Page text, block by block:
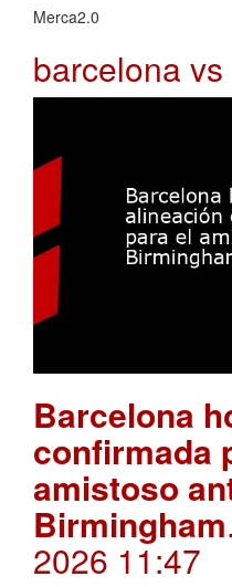
Merca2.0
barcelona vs
Barcelona
confirmada
amistoso
Birmingham
2026 11:47